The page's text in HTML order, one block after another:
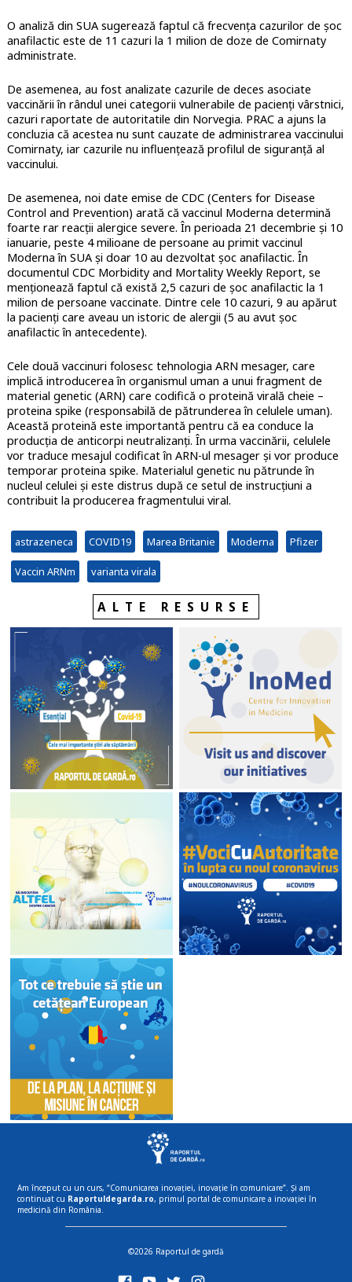
O analiză din SUA sugerează faptul că frecvența cazurilor de șoc
anafilactic este de 11 cazuri la 1 milion de doze de Comirnaty
administrate.
De asemenea, au fost analizate cazurile de deces asociate
vaccinării în rândul unei categorii vulnerabile de pacienți vârstnici,
cazuri raportate de autoritatile din Norvegia. PRAC a ajuns la
concluzia că acestea nu sunt cauzate de administrarea vaccinului
Comirnaty, iar cazurile nu influențează profilul de siguranță al
vaccinului.
De asemenea, noi date emise de CDC (Centers for Disease
Control and Prevention) arată că vaccinul Moderna determină
foarte rar reacții alergice severe. În perioada 21 decembrie și 10
ianuarie, peste 4 milioane de persoane au primit vaccinul
Moderna în SUA și doar 10 au dezvoltat șoc anafilactic. În
documentul CDC Morbidity and Mortality Weekly Report, se
menționează faptul că există 2,5 cazuri de șoc anafilactic la 1
milion de persoane vaccinate. Dintre cele 10 cazuri, 9 au apărut
la pacienți care aveau un istoric de alergii (5 au avut șoc
anafilactic în antecedente).
Cele două vaccinuri folosesc tehnologia ARN mesager, care
implică introducerea în organismul uman a unui fragment de
material genetic (ARN) care codifică o proteină virală cheie –
proteina spike (responsabilă de pătrunderea în celulele uman).
Această proteină este importantă pentru că ea conduce la
producția de anticorpi neutralizanți. În urma vaccinării, celulele
vor traduce mesajul codificat în ARN-ul mesager și vor produce
temporar proteina spike. Materialul genetic nu pătrunde în
nucleul celulei și este distrus după ce setul de instrucțiuni a
contribuit la producerea fragmentului viral.
astrazeneca COVID19 Marea Britanie Moderna Pfizer
Vaccin ARNm varianta virala
ALTE RESURSE
Am început cu un curs, “Comunicarea inovației, inovație în comunicare”. Și am
continuat cu Raportuldegarda.ro, primul portal de comunicare a inovației în
medicină din România.
©2026 Raportul de gardă